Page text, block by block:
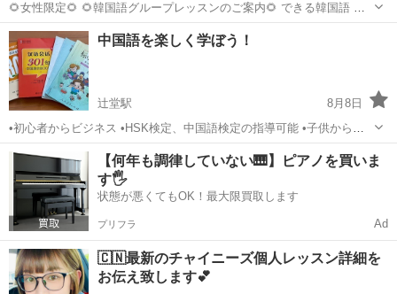
🌻女性限定🌻 🌻韓国語グループレッスンのご案内🌻 できる韓国語 初
級Ⅰ というテキストを使った Zoomグループレッスン（2〜4名） ２名
さまから開講いたします。 「マンツーマンレッスンは少し緊張してし
まう…」 そん...
神奈川 愛甲郡 番田駅 韓国語
オンライングループレッスン
中国語を楽しく学ぼう！
辻堂駅
8月8日
•初心者からビジネス •HSK検定、中国語検定の指導可能 •子供から大
人まで幅広い方向け 気軽に中国語を楽しく勉強してみませんか！ 講師
プロフィール: ★国立師範大学卒 ★中国の小学校で10年間国語教師
★...
神奈川 茅ヶ崎市 辻堂駅 レッスン
【何年も調律していない🎹】ピアノを買いま
す🖐️
状態が悪くてもOK！最大限買取します
プリフラ Ad
🇨🇳最新のチャイニーズ個人レッスン詳細を
お伝え致します💕